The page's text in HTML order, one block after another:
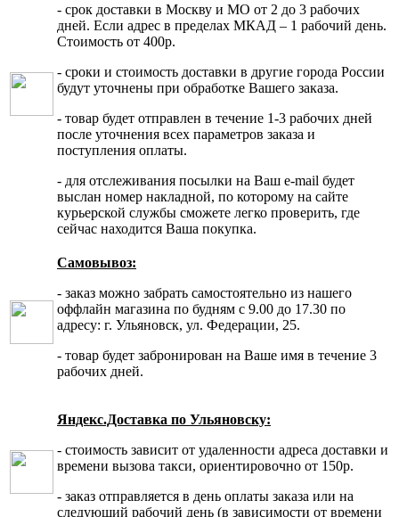
- срок доставки в Москву и МО от 2 до 3 рабочих
дней. Если адрес в пределах МКАД – 1 рабочий день.
Стоимость от 400р.
- сроки и стоимость доставки в другие города России
будут уточнены при обработке Вашего заказа.
- товар будет отправлен в течение 1-3 рабочих дней
после уточнения всех параметров заказа и
поступления оплаты.
- для отслеживания посылки на Ваш e-mail будет
выслан номер накладной, по которому на сайте
курьерской службы сможете легко проверить, где
сейчас находится Ваша покупка.
Самовывоз:
- заказ можно забрать самостоятельно из нашего
оффлайн магазина по будням с 9.00 до 17.30 по
адресу: г. Ульяновск, ул. Федерации, 25.
- товар будет забронирован на Ваше имя в течение 3
рабочих дней.
Яндекс.Доставка по Ульяновску:
- стоимость зависит от удаленности адреса доставки и
времени вызова такси, ориентировочно от 150р.
- заказ отправляется в день оплаты заказа или на
следующий рабочий день (в зависимости от времени